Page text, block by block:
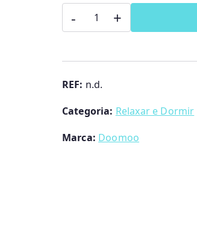
-
Quantidade
de
Snoogy
Bunny
Anti-
Doomoo
+
REF: n.d.
Categoria: Relaxar e Dormir
Marca: Doomoo